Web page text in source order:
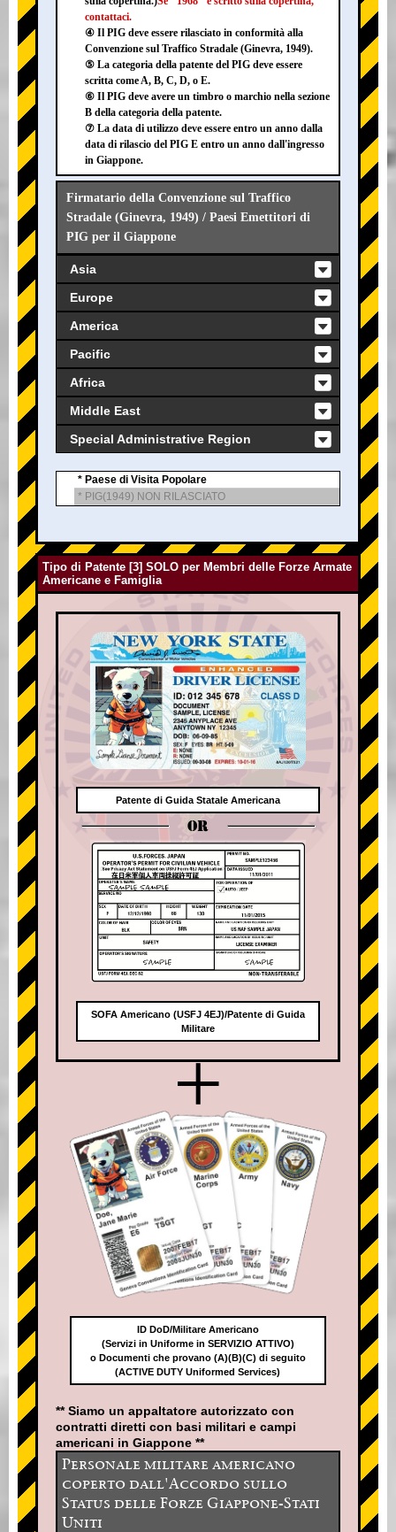
contattaci.
④ Il PIG deve essere rilasciato in conformità alla
Convenzione sul Traffico Stradale (Ginevra, 1949).
⑤ La categoria della patente del PIG deve essere
scritta come A, B, C, D, o E.
⑥ Il PIG deve avere un timbro o marchio nella sezione
B della categoria della patente.
⑦ La data di utilizzo deve essere entro un anno dalla
data di rilascio del PIG E entro un anno dall'ingresso
in Giappone.
Firmatario della Convenzione sul Traffico
Stradale (Ginevra, 1949) / Paesi Emettitori di
PIG per il Giappone
Asia
Europe
America
Pacific
Africa
Middle East
Special Administrative Region
* Paese di Visita Popolare
* PIG(1949) NON RILASCIATO
Tipo di Patente [3] SOLO per Membri delle Forze Armate
Americane e Famiglia
Patente di Guida Statale Americana
OR
SOFA Americano (USFJ 4EJ)/Patente di Guida
Militare
+
ID DoD/Militare Americano
(Servizi in Uniforme in SERVIZIO ATTIVO)
o Documenti che provano (A)(B)(C) di seguito
(ACTIVE DUTY Uniformed Services)
** Siamo un appaltatore autorizzato con
contratti diretti con basi militari e campi
americani in Giappone **
Personale militare americano
coperto dall'Accordo sullo
Status delle Forze Giappone-Stati
Uniti